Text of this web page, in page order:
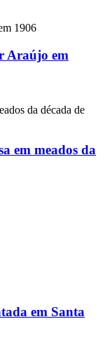
Araújo em
em meados da
em Santa